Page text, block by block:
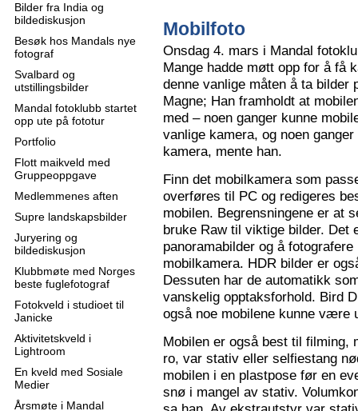
Bilder fra India og
bildediskusjon
Besøk hos Mandals nye
fotograf
Svalbard og
utstillingsbilder
Mandal fotoklubb startet
opp ute på fototur
Portfolio
Flott maikveld med
Gruppeoppgave
Medlemmenes aften
Supre landskapsbilder
Juryering og
bildediskusjon
Klubbmøte med Norges
beste fuglefotograf
Fotokveld i studioet til
Janicke
Aktivitetskveld i
Lightroom
En kveld med Sosiale
Medier
Årsmøte i Mandal
Mobilfoto
Onsdag 4. mars i Mandal
Mange hadde møtt opp for å få
denne vanlige måten å ta bilder
Magne; Han framholdt at
med – noen ganger kunne
vanlige kamera, og noen
kamera, mente han.
Finn det mobilkamera som
overføres til PC og redigeres
mobilen. Begrensningene er at
bruke Raw til viktige bilder. Det
panoramabilder og å
mobilkamera. HDR bilder er
Dessuten har de automatikk
vanskelig opptaksforhold. Bird
også noe mobilene kunne være
Mobilen er også best til filming,
ro, var stativ eller selfiestang
mobilen i en plastpose før en
snø i mangel av stativ.